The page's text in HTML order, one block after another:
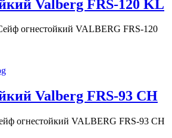
Valberg FRS-120 KL
огнестойкий VALBERG FRS-120
Valberg FRS-93 CH
огнестойкий VALBERG FRS-93 CH